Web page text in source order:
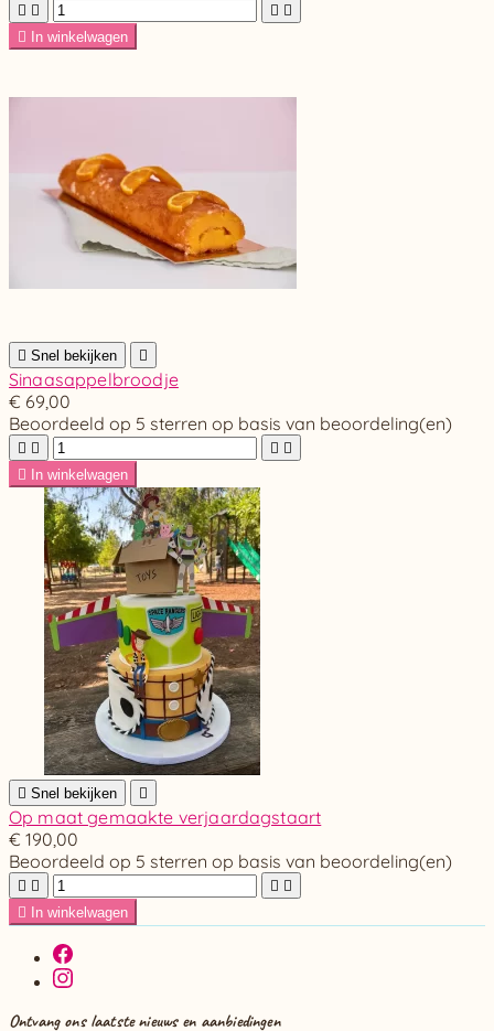
   
 In winkelwagen
 Snel bekijken 
Sinaasappelbroodje
€ 69,00
Beoordeeld op 5 sterren op basis van beoordeling(en)
   
 In winkelwagen
 Snel bekijken 
Op maat gemaakte verjaardagstaart
€ 190,00
Beoordeeld op 5 sterren op basis van beoordeling(en)
   
 In winkelwagen
Ontvang ons laatste nieuws en aanbiedingen